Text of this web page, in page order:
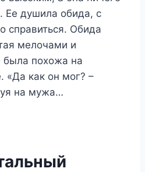
Ее душила обида, с
справиться. Обида
мелочами и
была похожа на
«Да как он мог? –
на мужа…